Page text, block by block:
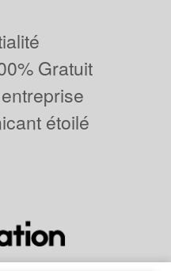
Gratuit
étoilé